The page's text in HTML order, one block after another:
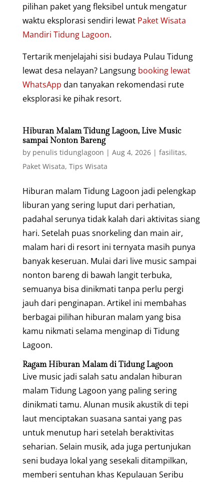
pilihan paket yang fleksibel untuk mengatur
waktu eksplorasi sendiri lewat Paket Wisata
Mandiri Tidung Lagoon.
Tertarik menjelajahi sisi budaya Pulau Tidung
lewat desa nelayan? Langsung booking lewat
WhatsApp dan tanyakan rekomendasi rute
eksplorasi ke pihak resort.
Hiburan Malam Tidung Lagoon, Live Music
sampai Nonton Bareng
by penulis tidunglagoon | Aug 4, 2026| fasilitas,
Paket Wisata, Tips Wisata
Hiburan malam Tidung Lagoon jadi pelengkap
liburan yang sering luput dari perhatian,
padahal serunya tidak kalah dari aktivitas siang
hari. Setelah puas snorkeling dan main air,
malam hari di resort ini ternyata masih punya
banyak keseruan. Mulai dari live music sampai
nonton bareng di bawah langit terbuka,
semuanya bisa dinikmati tanpa perlu pergi
jauh dari penginapan. Artikel ini membahas
berbagai pilihan hiburan malam yang bisa
kamu nikmati selama menginap di Tidung
Lagoon.
Ragam Hiburan Malam di Tidung Lagoon
Live music jadi salah satu andalan hiburan
malam Tidung Lagoon yang paling sering
dinikmati tamu. Alunan musik akustik di tepi
laut menciptakan suasana santai yang pas
untuk menutup hari setelah beraktivitas
seharian. Selain musik, ada juga pertunjukan
seni budaya lokal yang sesekali ditampilkan,
memberi sentuhan khas Kepulauan Seribu